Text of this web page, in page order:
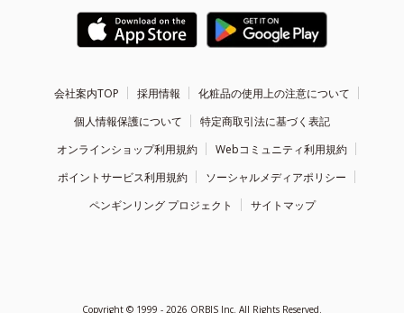
会社案内TOP 採用情報
化粧品の使用上の注意について
個人情報保護について
特定商取引法に基づく表記
オンラインショップ利用規約
Webコミュニティ利用規約
ポイントサービス利用規約
ソーシャルメディアポリシー
ペンギンリング プロジェクト
サイトマップ
Copyright © 1999 - 2026 ORBIS Inc. All Rights Reserved.